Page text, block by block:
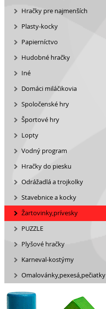
Hračky pre najmenších
Plasty-kocky
Papierníctvo
Hudobné hračky
Iné
Domáci miláčikovia
Spoločenské hry
Športové hry
Lopty
Vodný program
Hračky do piesku
Odrážadlá a trojkolky
Stavebnice a kocky
Žartovinky,prívesky
PUZZLE
Plyšové hračky
Karneval-kostýmy
Omalovánky,pexesá,pečiatky